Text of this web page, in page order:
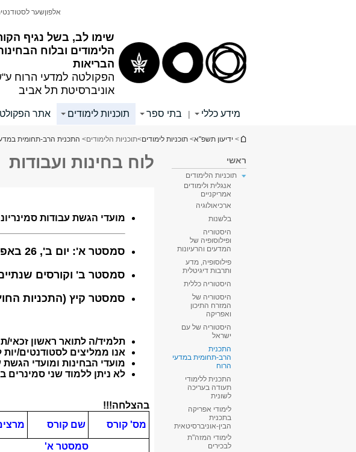
שימו לב, בשל נגיף
הלימודים ובלוח
הבריאות
הפקולטה למדעי הרוח
אוניברסיטת תל אביב
אלפוןשער
מידע כללי | בתי ספר תוכניות לימודים אתר
הינך נמצא כאן
> ידיעון תשפ"א> תוכניות לימודים>תוכניות הלימודים> התכנית הרב-תחומית
ראשי
תוכניות הלימודים
אנגלית ולימודים
אמריקניים
ארכיאולוגיה
בלשנות
היסטוריה
ופילוסופיה של
המדעים והרעיונות
פילוסופיה, מדע
ותרבות דיגיטלית
היסטוריה כללית
היסטוריה של
המזרח התיכון
ואפריקה
היסטוריה של עם
ישראל
התכנית
הרב-תחומית במדעי
הרוח
התכנית ללימודי
תעודה בעריכה
לשונית
לימודי אפריקה
בתכנית
הבין-אוניברסיטאית
לימודי המזה"ת
לבכירים
לוח בחינות ועבודות